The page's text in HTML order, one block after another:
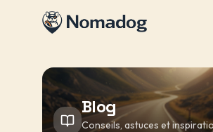
Blog
Conseils, astuces et